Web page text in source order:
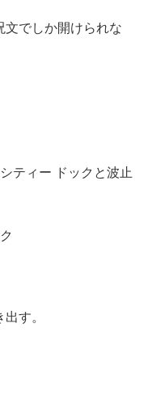
文でしか開けられな
ティー ドックと波止
す。